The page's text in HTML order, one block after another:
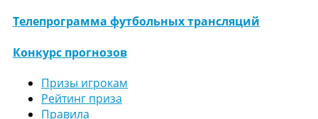
Телепрограмма футбольных трансляций
Конкурс прогнозов
Призы игрокам
Рейтинг приза
Правила